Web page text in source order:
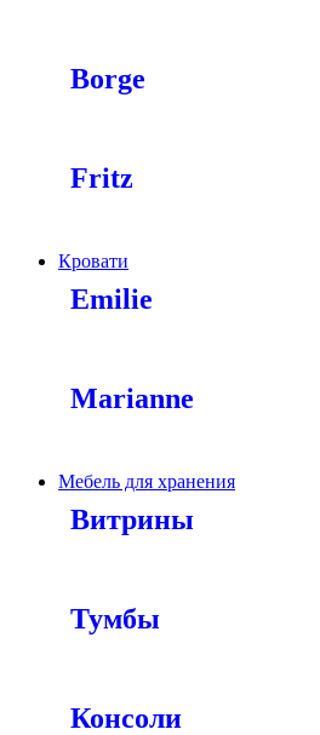
Borge
Fritz
Кровати
Emilie
Marianne
Мебель для хранения
Витрины
Тумбы
Консоли